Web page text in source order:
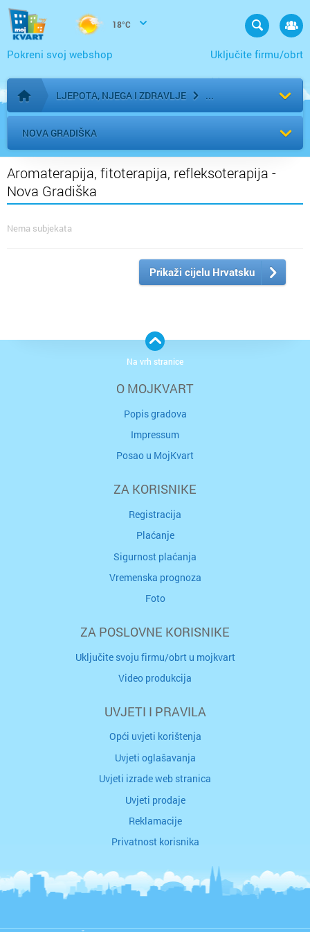
18°C
Uključite firmu/obrt
Pokreni svoj webshop
Početna stranica
LJEPOTA, NJEGA I ZDRAVLJE
NOVA GRADIŠKA
Aromaterapija, fitoterapija, refleksoterapija -
Nova Gradiška
Nema subjekata
Prikaži cijelu Hrvatsku
O MOJKVART
Popis gradova
Impressum
Posao u MojKvart
ZA KORISNIKE
Registracija
Plaćanje
Sigurnost plaćanja
Vremenska prognoza
Foto
ZA POSLOVNE KORISNIKE
Uključite svoju firmu/obrt u mojkvart
Video produkcija
UVJETI I PRAVILA
Opći uvjeti korištenja
Uvjeti oglašavanja
Uvjeti izrade web stranica
Uvjeti prodaje
Reklamacije
Privatnost korisnika
Na vrh stranice